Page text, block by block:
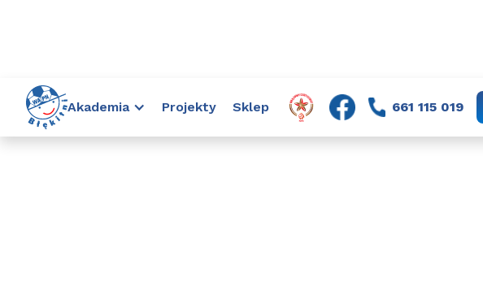
Akademia Projekty Sklep 661 115 019
 Maja Kosyn powołana do reprezentacji